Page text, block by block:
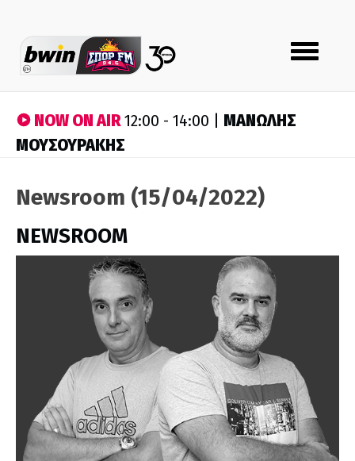
Toggle
navigation
NOW ON AIR12:00 - 14:00 | ΜΑΝΩΛΗΣ
ΜΟΥΣΟΥΡΑΚΗΣ
Newsroom (15/04/2022)
NEWSROOM